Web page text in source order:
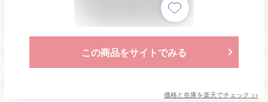
この商品をサイトでみる
価格と在庫を楽天でチェック >>